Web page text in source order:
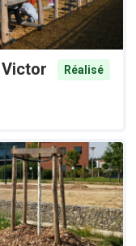
Victor
Réalisé